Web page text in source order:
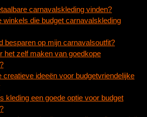
carnavalskleding vinden?
winkels die budget carnavalskleding
besparen op mijn carnavalsoutfit?
het zelf maken van goedkope
creatieve ideeën voor budgetvriendelijke
kleding een goede optie voor budget